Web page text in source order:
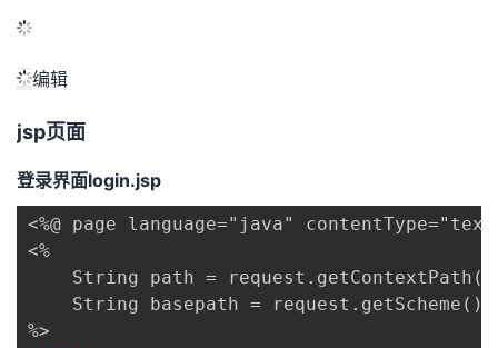
编辑
jsp页面
登录界面login.jsp
<%@ page language="java"
<%
String path =
String basepath =